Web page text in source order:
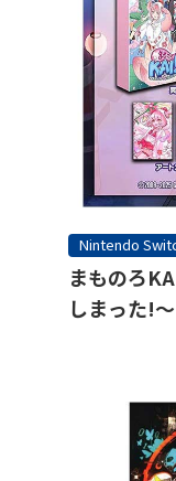
Nintendo
まものろ
しまった!